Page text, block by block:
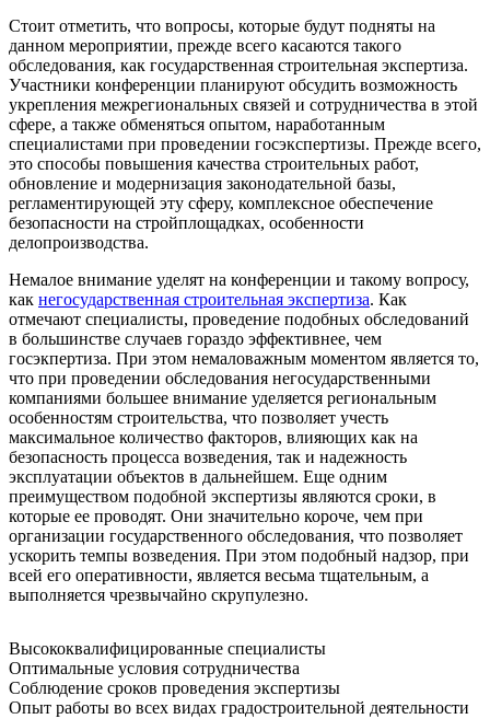
Стоит отметить, что вопросы, которые будут подняты на
данном мероприятии, прежде всего касаются такого
обследования, как государственная строительная экспертиза.
Участники конференции планируют обсудить возможность
укрепления межрегиональных связей и сотрудничества в этой
сфере, а также обменяться опытом, наработанным
специалистами при проведении госэкспертизы. Прежде всего,
это способы повышения качества строительных работ,
обновление и модернизация законодательной базы,
регламентирующей эту сферу, комплексное обеспечение
безопасности на стройплощадках, особенности
делопроизводства.
Немалое внимание уделят на конференции и такому вопросу,
как негосударственная строительная экспертиза. Как
отмечают специалисты, проведение подобных обследований
в большинстве случаев гораздо эффективнее, чем
госэкпертиза. При этом немаловажным моментом является то,
что при проведении обследования негосударственными
компаниями большее внимание уделяется региональным
особенностям строительства, что позволяет учесть
максимальное количество факторов, влияющих как на
безопасность процесса возведения, так и надежность
эксплуатации объектов в дальнейшем. Еще одним
преимуществом подобной экспертизы являются сроки, в
которые ее проводят. Они значительно короче, чем при
организации государственного обследования, что позволяет
ускорить темпы возведения. При этом подобный надзор, при
всей его оперативности, является весьма тщательным, а
выполняется чрезвычайно скрупулезно.
Высококвалифицированные специалисты
Оптимальные условия сотрудничества
Соблюдение сроков проведения экспертизы
Опыт работы во всех видах градостроительной деятельности